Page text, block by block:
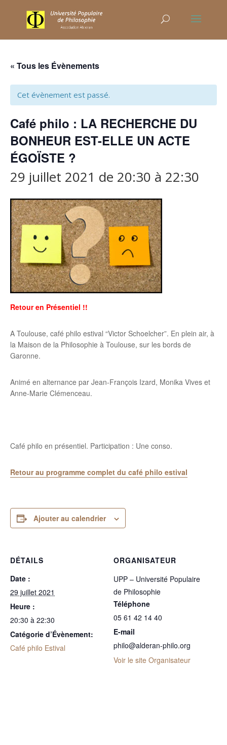
« Tous les Évènements
Cet évènement est passé.
Café philo : LA RECHERCHE DU
BONHEUR EST-ELLE UN ACTE
ÉGOÏSTE ?
29 juillet 2021 de 20:30 à 22:30
Retour en Présentiel !!
A Toulouse, café philo estival “Victor Schoelcher”. En plein air, à
la Maison de la Philosophie à Toulouse, sur les bords de
Garonne.
Animé en alternance par Jean-François Izard, Monika Vives et
Anne-Marie Clémenceau.
Café philo en présentiel. Participation : Une conso.
Retour au programme complet du café philo estival
Ajouter au calendrier
DÉTAILS
Date :
29 juillet 2021
Heure :
20:30 à 22:30
Catégorie d’Évènement:
Café philo Estival
ORGANISATEUR
UPP – Université Populaire
de Philosophie
Téléphone
05 61 42 14 40
E-mail
philo@alderan-philo.org
Voir le site Organisateur